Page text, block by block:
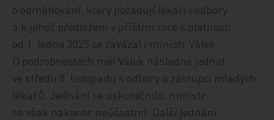
o odměňování, který požadují lékaři i odbory
a k jehož předložení v příštím roce s platností
od 1. ledna 2025 se zavázal i ministr Válek.
O podrobnostech měl Válek následně jednat
ve středu 8. listopadu s odbory a zástupci mladých
lékařů. Jednání se uskutečnilo, ministr
se však nakonec neúčastnil. Další jednání,